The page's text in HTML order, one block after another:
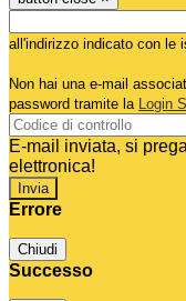
all'indirizzo indicato con le
Non hai una e-mail
password tramite la Login
E-mail inviata, si
elettronica!
Errore
Chiudi
Successo